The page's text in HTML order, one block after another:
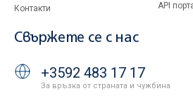
Контакти
API
Свържете се с нас
+3592 483 17 17
За връзка от страната и чужбина